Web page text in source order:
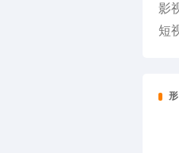
影
短